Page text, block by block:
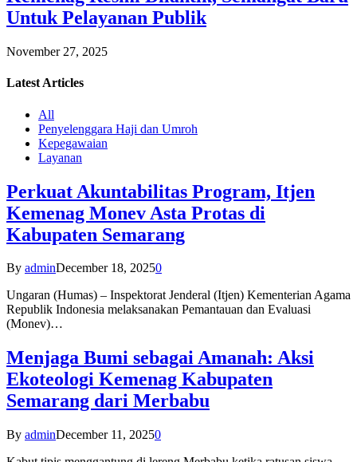
Untuk Pelayanan Publik
November 27, 2025
Latest Articles
All
Penyelenggara Haji dan Umroh
Kepegawaian
Layanan
Perkuat Akuntabilitas Program, Itjen
Kemenag Monev Asta Protas di
Kabupaten Semarang
By adminDecember 18, 20250
Ungaran (Humas) – Inspektorat Jenderal (Itjen) Kementerian Agama
Republik Indonesia melaksanakan Pemantauan dan Evaluasi
(Monev)…
Menjaga Bumi sebagai Amanah: Aksi
Ekoteologi Kemenag Kabupaten
Semarang dari Merbabu
By adminDecember 11, 20250